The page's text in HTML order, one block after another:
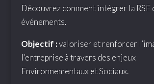
Découvrez comment intégrer la RSE
événements.
Objectif :valoriser et renforcer
l’entreprise à travers des enjeux
Environnementaux et Sociaux.